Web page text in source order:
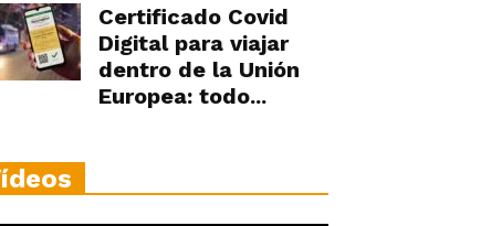
Certificado Covid
Digital para viajar
dentro de la Unión
Europea: todo...